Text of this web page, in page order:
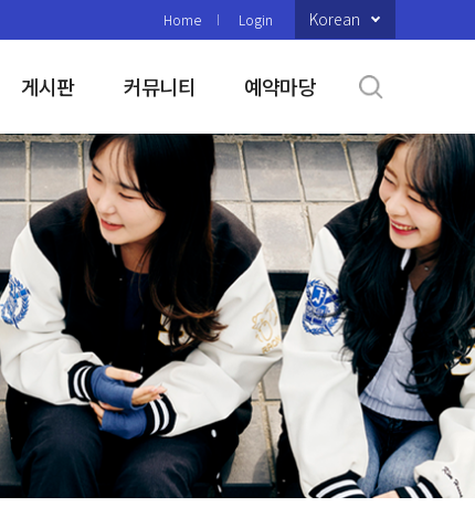
Home Login Korean
게시판 커뮤니티 예약마당